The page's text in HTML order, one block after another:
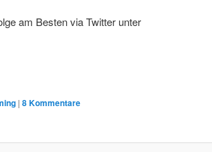
am Besten via Twitter unter
| 8Kommentare